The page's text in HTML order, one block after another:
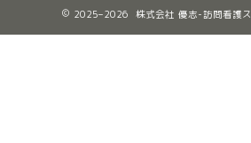
2025–2026 株式会社 優志-訪問看護
みや